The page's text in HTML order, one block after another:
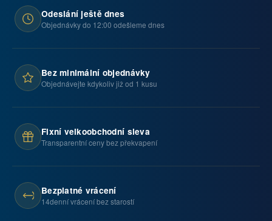
Odeslání ještě dnes
Objednávky do 12:00 odešleme dnes
Bez minimální objednávky
Objednávejte kdykoliv již od 1 kusu
Fixní velkoobchodní sleva
Transparentní ceny bez překvapení
Bezplatné vrácení
14denní vrácení bez starostí